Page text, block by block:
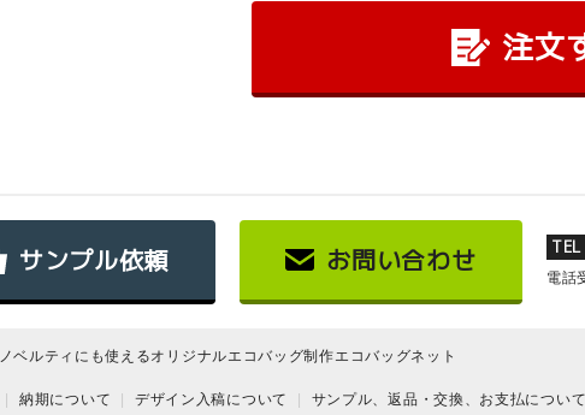
注文
サンプル依頼 お問い合わせ TEL
電話
ノベルティにも使えるオリジナルエコバッグ制作エコバッグネット
納期について デザイン入稿について サンプル、返品・交換、お支払について